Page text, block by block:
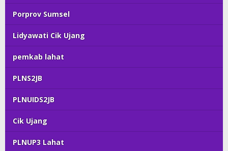
Porprov Sumsel
Lidyawati Cik Ujang
pemkab lahat
PLNS2JB
PLNUIDS2JB
Cik Ujang
PLNUP3 Lahat